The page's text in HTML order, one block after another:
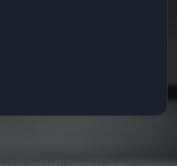
Circus의 이야기꾼이자 비밀의 수호자이